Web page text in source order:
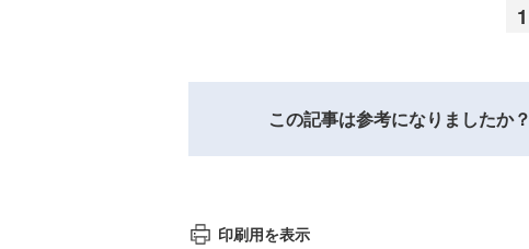
1
この記事は参考になりましたか？
印刷用を表示